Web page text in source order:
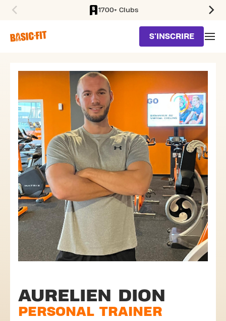
1700+ Clubs
S'INSCRIRE
AURELIEN DION
PERSONAL TRAINER